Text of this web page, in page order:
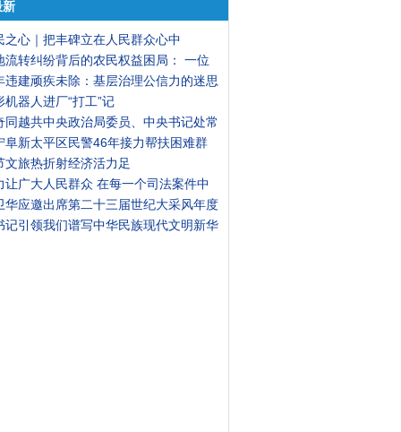
新
之心｜把丰碑立在人民群众心中
流转纠纷背后的农民权益困局： 一位
违建顽疾未除：基层治理公信力的迷思
机器人进厂“打工”记
同越共中央政治局委员、中央书记处常
阜新太平区民警46年接力帮扶困难群
文旅热折射经济活力足
让广大人民群众 在每一个司法案件中
华应邀出席第二十三届世纪大采风年度
记引领我们谱写中华民族现代文明新华